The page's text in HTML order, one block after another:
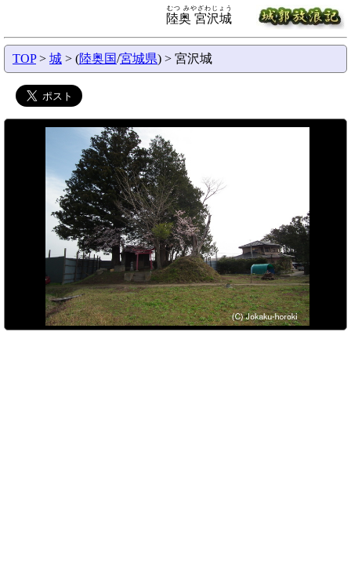
陸奥 宮沢城
むつ みやざわじょう
TOP> 城 > (陸奥国/宮城県) > 宮沢城